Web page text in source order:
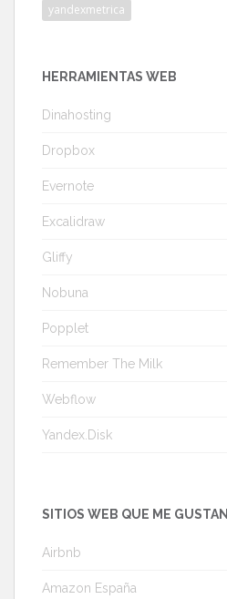
yandexmetrica
HERRAMIENTAS WEB
Dinahosting
Dropbox
Evernote
Excalidraw
Gliffy
Nobuna
Popplet
Remember The Milk
Webflow
Yandex.Disk
SITIOS WEB QUE ME GUSTAN
Airbnb
Amazon España